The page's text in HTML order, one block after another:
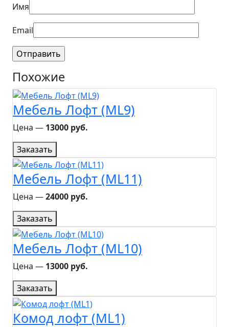
Имя
Email
Похожие
Мебель Лофт (ML9)
Цена ― 13000 руб.
Заказать
Мебель Лофт (ML11)
Цена ―24000 руб.
Заказать
Мебель Лофт (ML10)
Цена ― 13000 руб.
Заказать
Комод лофт (ML1)